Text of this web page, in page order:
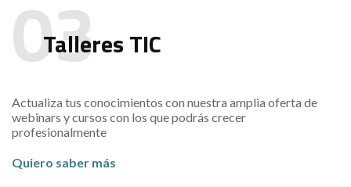
Talleres TIC
Actualiza tus conocimientos con nuestra amplia oferta de
webinars y cursos con los que podrás crecer
profesionalmente
Quiero saber más